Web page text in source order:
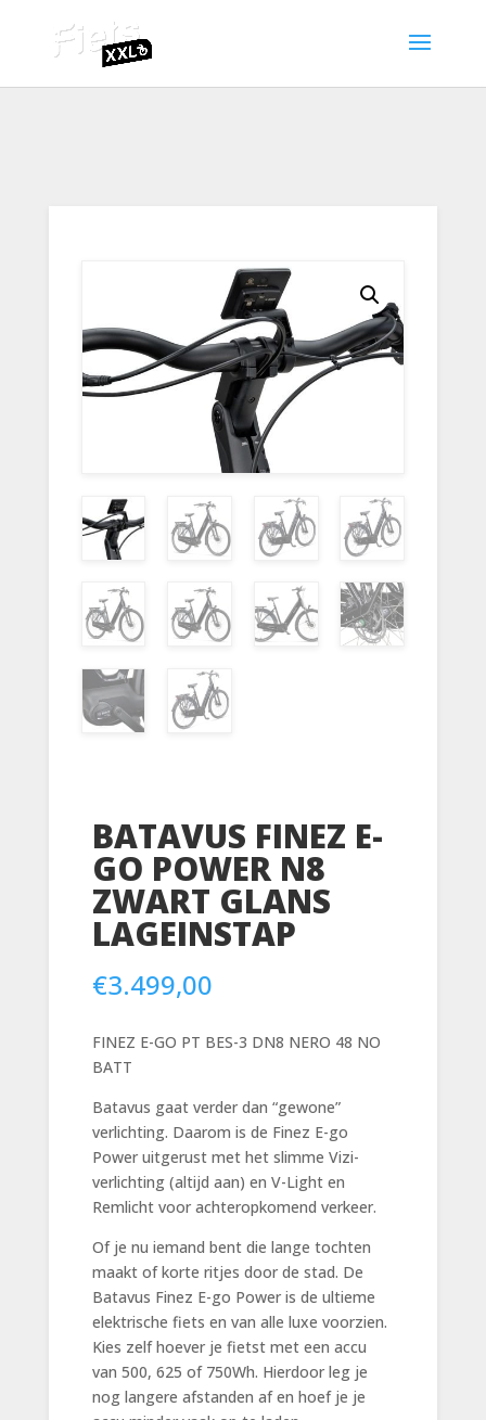
BATAVUS FINEZ E-
GO POWER N8
ZWART GLANS
LAGEINSTAP
€3.499,00
FINEZ E-GO PT BES-3 DN8 NERO 48 NO
BATT
Batavus gaat verder dan “gewone”
verlichting. Daarom is de Finez E-go
Power uitgerust met het slimme Vizi-
verlichting (altijd aan) en V-Light en
Remlicht voor achteropkomend verkeer.
Of je nu iemand bent die lange tochten
maakt of korte ritjes door de stad. De
Batavus Finez E-go Power is de ultieme
elektrische fiets en van alle luxe voorzien.
Kies zelf hoever je fietst met een accu
van 500, 625 of 750Wh. Hierdoor leg je
nog langere afstanden af en hoef je je